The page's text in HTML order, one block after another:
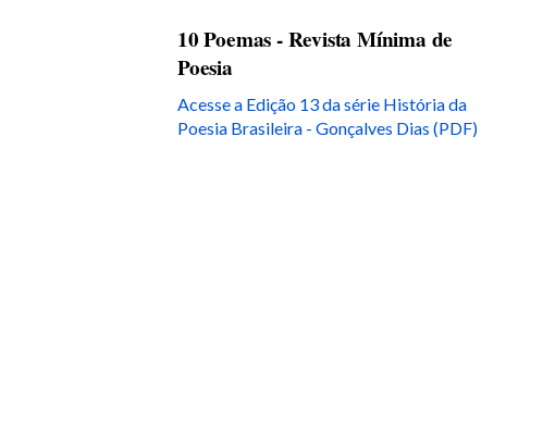
10 Poemas - Revista Mínima de
Poesia
Acesse a Edição 13 da série História da
Poesia Brasileira - Gonçalves Dias (PDF)